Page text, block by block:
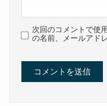
次回のコメントで使
の名前、メールアド